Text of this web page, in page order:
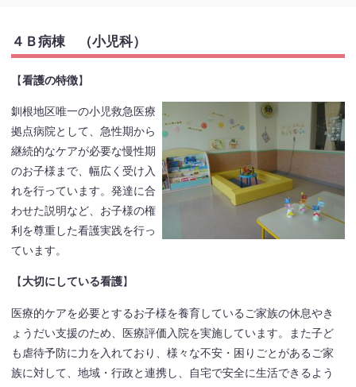
４Ｂ病棟 （小児科）
【看護の特徴】
釧根地区唯一の小児救急医療
拠点病院として、急性期から
継続的なケアが必要な慢性期
のお子様まで、幅広く受け入
れを行っています。発達に合
わせた説明など、お子様の権
利を尊重した看護実践を行っ
ています。
【大切にしている看護】
医療的ケアを必要とするお子様を養育しているご家族の休息やき
ょうだい支援のため、医療評価入院を実施しています。また子ど
も虐待予防に力を入れており、様々な不安・困りごとがあるご家
族に対して、地域・行政と連携し、自宅で安全に生活できるよう